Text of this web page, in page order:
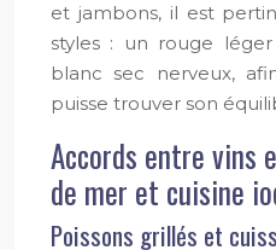
et jambons, il est
styles : un rouge
blanc sec nerveux,
puisse trouver son
Accords entre vins
de mer et cuisine
Poissons grillés et